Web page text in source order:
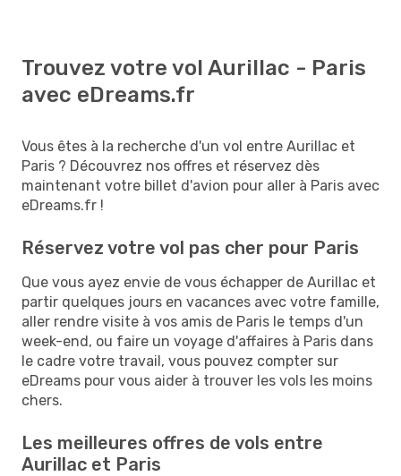
Trouvez votre vol Aurillac - Paris
avec eDreams.fr
Vous êtes à la recherche d'un vol entre Aurillac et
Paris ? Découvrez nos offres et réservez dès
maintenant votre billet d'avion pour aller à Paris avec
eDreams.fr !
Réservez votre vol pas cher pour Paris
Que vous ayez envie de vous échapper de Aurillac et
partir quelques jours en vacances avec votre famille,
aller rendre visite à vos amis de Paris le temps d'un
week-end, ou faire un voyage d'affaires à Paris dans
le cadre votre travail, vous pouvez compter sur
eDreams pour vous aider à trouver les vols les moins
chers.
Les meilleures offres de vols entre
Aurillac et Paris